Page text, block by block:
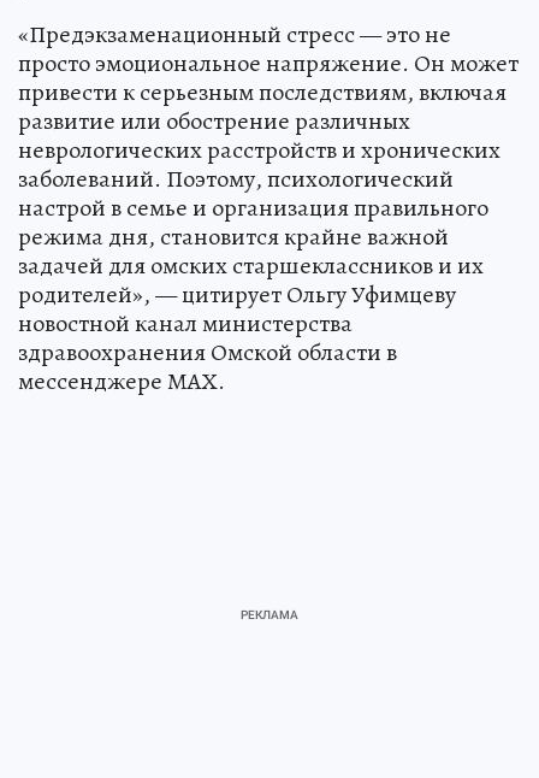
«Предэкзаменационный стресс — это не
просто эмоциональное напряжение. Он может
привести к серьезным последствиям, включая
развитие или обострение различных
неврологических расстройств и хронических
заболеваний. Поэтому, психологический
настрой в семье и организация правильного
режима дня, становится крайне важной
задачей для омских старшеклассников и их
родителей», — цитирует Ольгу Уфимцеву
новостной канал министерства
здравоохранения Омской области в
мессенджере МАХ.